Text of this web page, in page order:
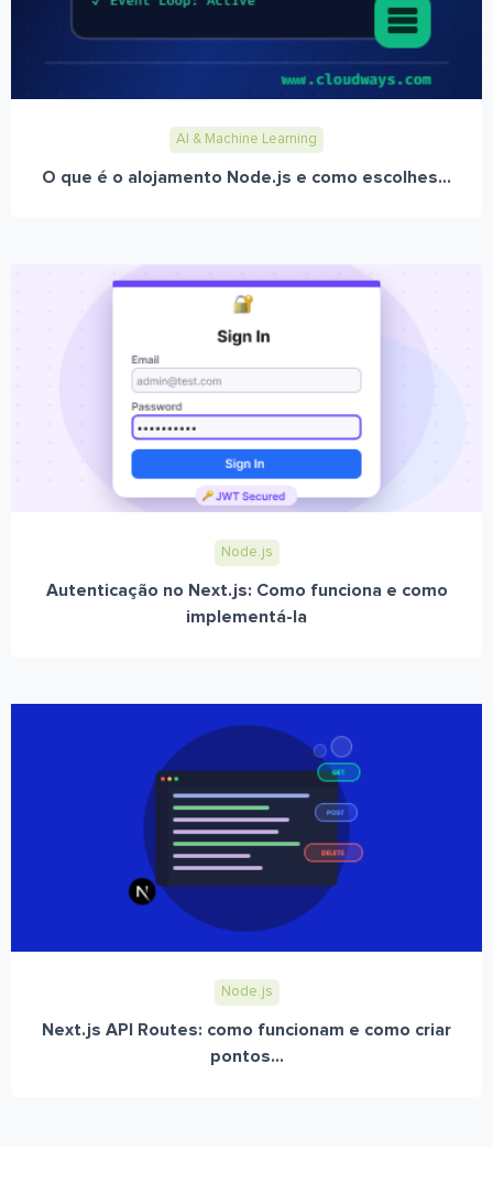
AI & Machine Learning
O que é o alojamento Node.js e como escolhes...
Node.js
Autenticação no Next.js: Como funciona e como
implementá-la
Node.js
Next.js API Routes: como funcionam e como criar
pontos...